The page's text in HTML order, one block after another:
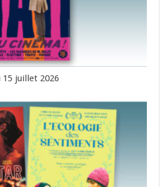
15 juillet 2026